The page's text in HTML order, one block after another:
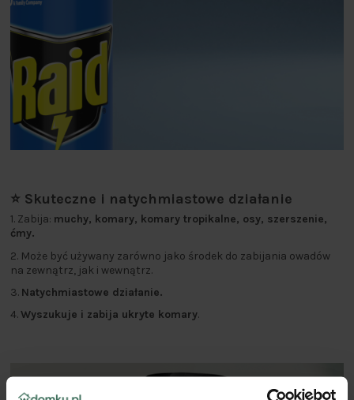
⭐ Skuteczne i natychmiastowe działanie
1. Zabija: muchy, komary, komary tropikalne, osy, szerszenie,
ćmy.
2. Może być używany zarówno jako środek do zabijania owadów
na zewnątrz, jak i wewnątrz.
3. Natychmiastowe działanie.
4.Wyszukuje i zabija ukryte komary.